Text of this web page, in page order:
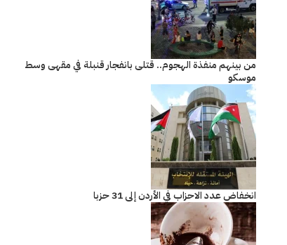
من بينهم منفذة الهجوم.. قتلى بانفجار قنبلة في مقهى وسط
موسكو
انخفاض عدد الاحزاب في الأردن إلى 31 حزبا